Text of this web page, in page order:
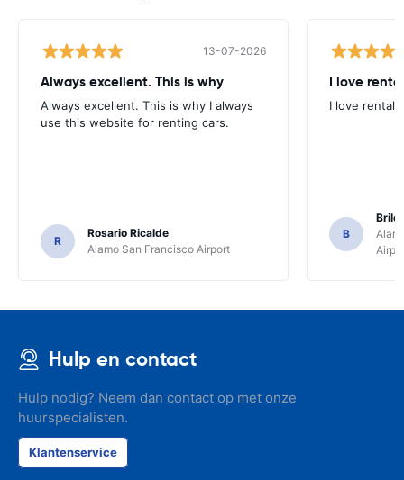
13-07-2026
Always excellent. This is why
Always excellent. This is why I always
use this website for renting cars.
R
Rosario Ricalde
Alamo San Francisco Airport
I love
I love rental
B
Hulp en contact
Hulp nodig? Neem dan contact op met onze
huurspecialisten.
Klantenservice